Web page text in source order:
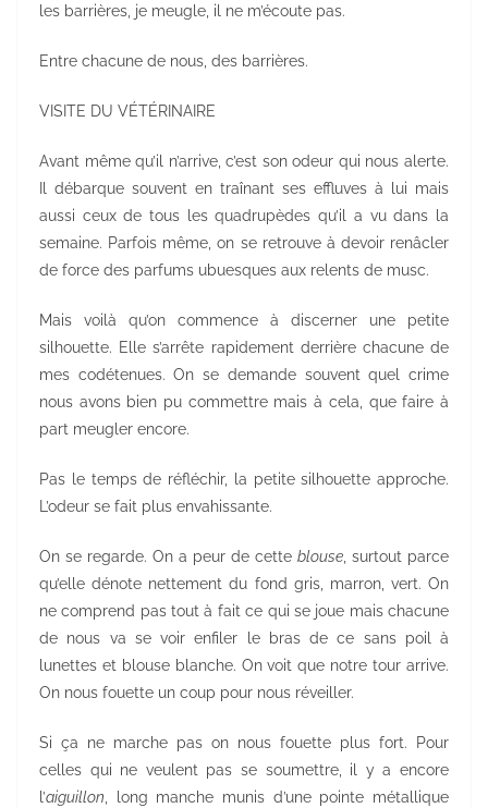
les barrières, je meugle, il ne m’écoute pas.
Entre chacune de nous, des barrières.
VISITE DU VÉTÉRINAIRE
Avant même qu’il n’arrive, c’est son odeur qui nous alerte.
Il débarque souvent en traînant ses effluves à lui mais
aussi ceux de tous les quadrupèdes qu’il a vu dans la
semaine. Parfois même, on se retrouve à devoir renâcler
de force des parfums ubuesques aux relents de musc.
Mais voilà qu’on commence à discerner une petite
silhouette. Elle s’arrête rapidement derrière chacune de
mes codétenues. On se demande souvent quel crime
nous avons bien pu commettre mais à cela, que faire à
part meugler encore.
Pas le temps de réfléchir, la petite silhouette approche.
L’odeur se fait plus envahissante.
On se regarde. On a peur de cette blouse , surtout parce
qu’elle dénote nettement du fond gris, marron, vert. On
ne comprend pas tout à fait ce qui se joue mais chacune
de nous va se voir enfiler le bras de ce sans poil à
lunettes et blouse blanche. On voit que notre tour arrive.
On nous fouette un coup pour nous réveiller.
Si ça ne marche pas on nous fouette plus fort. Pour
celles qui ne veulent pas se soumettre, il y a encore
l’aiguillon , long manche munis d’une pointe métallique